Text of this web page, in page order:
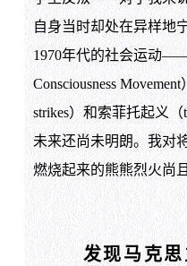
自身当时却处在异样地
1970年代的社会运动
Consciousness
strikes）和索菲托起义
未来还尚未明朗。我对
燃烧起来的熊熊烈火尚
发现马克